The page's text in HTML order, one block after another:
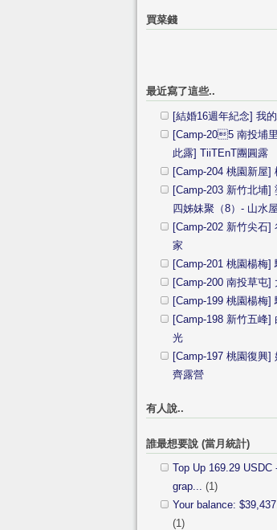
買菜錢
最近寫了這些..
[結婚16週年紀念] 我
[Camp-205 南投埔
此露] TiiTEnT團圓露
[Camp-204 桃園新屋]
[Camp-203 新竹北埔]
四姊妹聚（8）- 山水屋
[Camp-202 新竹尖石]
家
[Camp-201 桃園楊梅]
[Camp-200 南投草屯]
[Camp-199 桃園楊梅]
[Camp-198 新竹五峰]
光
[Camp-197 桃園復興]
齊露營
有人說..
誰最想要說 (當月統計)
Top Up 169.29 USDC
grap... (1)
Your balance:
(1)